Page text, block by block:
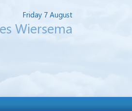
Friday 7 August
Wiersema